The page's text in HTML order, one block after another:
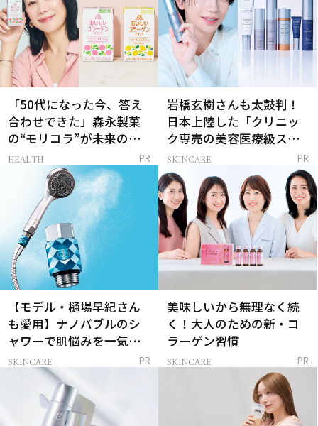
「50代になった今、答え
合わせできた」森永製菓
の“モリコラ”が未来のキ
レイを連れてくる！
HEALTH PR
岩橋玄樹さんも太鼓判！
日本上陸した「クリニッ
ク専売の美容医療級スキ
ンケア」
SKINCARE PR
【モデル・樋場早紀さん
も愛用】ナノバブルのシ
ャワーで肌悩みを一気に
解決
SKINCARE PR
美味しいから無理なく続
く！大人のための新・コ
ラーゲン習慣
SKINCARE PR